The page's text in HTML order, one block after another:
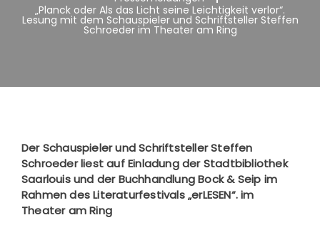
„Planck oder Als das Licht seine Leichtigkeit verlor“.
Lesung mit dem Schauspieler und Schriftsteller Steffen
Schroeder im Theater am Ring
Der Schauspieler und Schriftsteller Steffen
Schroeder liest auf Einladung der Stadtbibliothek
Saarlouis und der Buchhandlung Bock & Seip im
Rahmen des Literaturfestivals „erLESEN“. im
Theater am Ring